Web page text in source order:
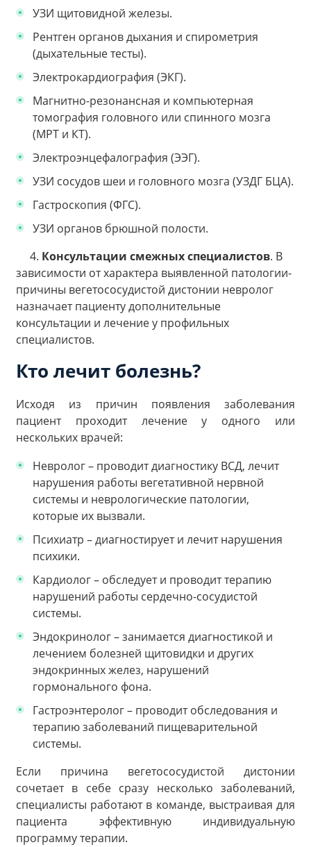
УЗИ щитовидной железы.
Рентген органов дыхания и спирометрия
(дыхательные тесты).
Электрокардиография (ЭКГ).
Магнитно-резонансная и компьютерная
томография головного или спинного мозга
(МРТ и КТ).
Электроэнцефалография (ЭЭГ).
УЗИ сосудов шеи и головного мозга (УЗДГ БЦА).
Гастроскопия (ФГС).
УЗИ органов брюшной полости.
4. Консультации смежных специалистов. В
зависимости от характера выявленной патологии-
причины вегетососудистой дистонии невролог
назначает пациенту дополнительные
консультации и лечение у профильных
специалистов.
Кто лечит болезнь?
Исходя из причин появления заболевания
пациент проходит лечение у одного или
нескольких врачей:
Невролог – проводит диагностику ВСД, лечит
нарушения работы вегетативной нервной
системы и неврологические патологии,
которые их вызвали.
Психиатр – диагностирует и лечит нарушения
психики.
Кардиолог – обследует и проводит терапию
нарушений работы сердечно-сосудистой
системы.
Эндокринолог – занимается диагностикой и
лечением болезней щитовидки и других
эндокринных желез, нарушений
гормонального фона.
Гастроэнтеролог – проводит обследования и
терапию заболеваний пищеварительной
системы.
Если причина вегетососудистой дистонии
сочетает в себе сразу несколько заболеваний,
специалисты работают в команде, выстраивая для
пациента эффективную индивидуальную
программу терапии.